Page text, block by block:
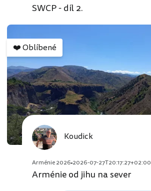
SWCP - díl 2.
Koudick
Arménie 2026 2026-07-27T20:17:27+02:00
Arménie od jihu na sever
❤️Oblíbené